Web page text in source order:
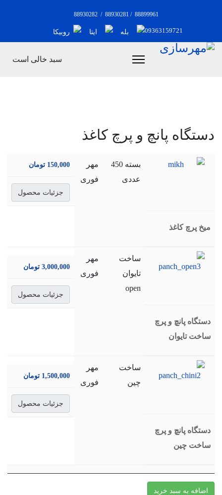
88899961
/
88930281
/
88930282
09363159721
سبد خالی است
دستگاه پانچ و پرچ كاغذ
میخ پرچ کاغذ
بسته 450
عددی
مهر
فوری
150,000 تومان
جزئیات محصول
دستگاه پانچ و پرچ
ساخت تایوان
ساخت
تایوان
open
مهر
فوری
3,000,000 تومان
جزئیات محصول
دستگاه پانچ و پرچ
ساخت چین
ساخت
چین
مهر
فوری
1,500,000 تومان
جزئیات محصول
اضافه به سبد خرید